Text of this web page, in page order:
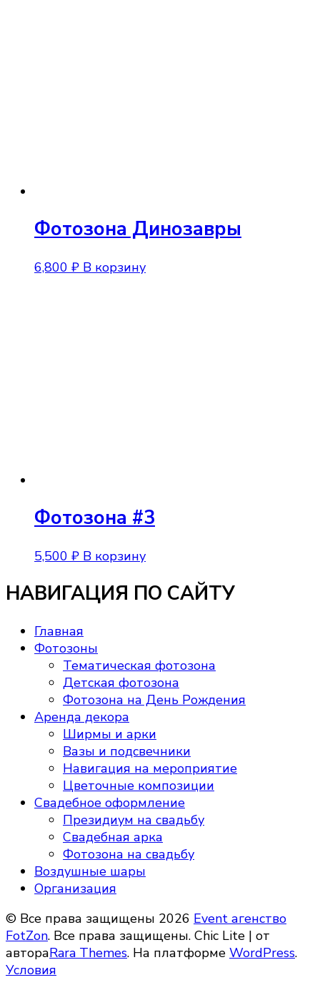
Фотозона Динозавры
6,800 ₽ В корзину
Фотозона #3
5,500 ₽ В корзину
НАВИГАЦИЯ ПО САЙТУ
Главная
Фотозоны
Тематическая фотозона
Детская фотозона
Фотозона на День Рождения
Аренда декора
Ширмы и арки
Вазы и подсвечники
Навигация на мероприятие
Цветочные композиции
Свадебное оформление
Президиум на свадьбу
Свадебная арка
Фотозона на свадьбу
Воздушные шары
Организация
© Все права защищены 2026 Event агенство
FotZon. Все права защищены. Chic Lite | от
автораRara Themes. На платформе WordPress.
Условия